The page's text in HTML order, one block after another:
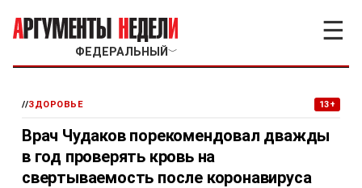
ФЕДЕРАЛЬНЫЙ ﹀
☰
//ЗДОРОВЬЕ 13+
Врач Чудаков порекомендовал дважды
в год проверять кровь на
свертываемость после коронавируса